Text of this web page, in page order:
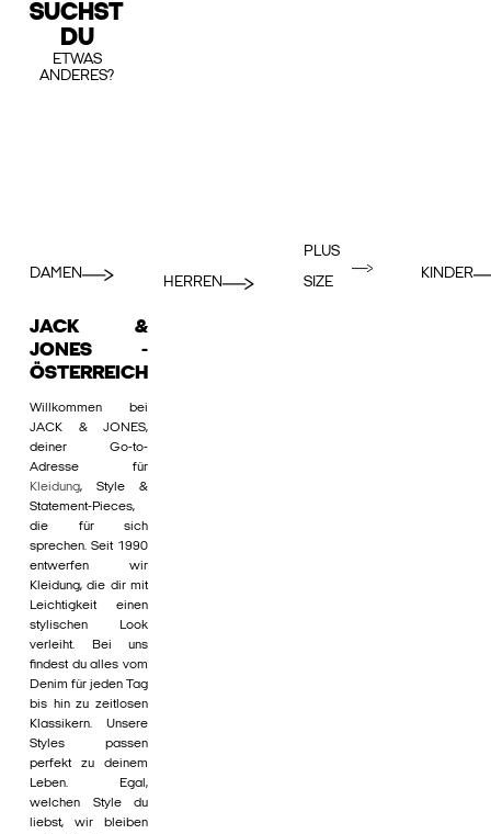
SUCHST
DU
ETWAS
ANDERES?
DAMEN
HERREN
PLUS
SIZE
KINDER
JACK &
JONES -
ÖSTERREICH
Willkommen bei
JACK & JONES,
deiner Go-to-
Adresse für
Kleidung, Style &
Statement-Pieces,
die für sich
sprechen. Seit 1990
entwerfen wir
Kleidung, die dir mit
Leichtigkeit einen
stylischen Look
verleiht. Bei uns
findest du alles vom
Denim für jeden Tag
bis hin zu zeitlosen
Klassikern. Unsere
Styles passen
perfekt zu deinem
Leben. Egal,
welchen Style du
liebst, wir bleiben